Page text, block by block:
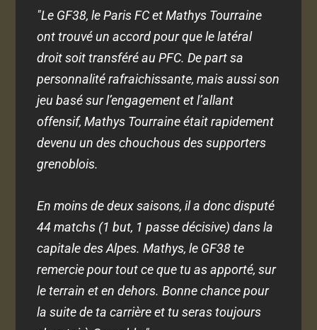
"Le GF38, le Paris FC et Mathys Tourraine
ont trouvé un accord pour que le latéral
droit soit transféré au PFC. De part sa
personnalité rafraichissante, mais aussi son
jeu basé sur l’engagement et l’allant
offensif, Mathys Tourraine était rapidement
devenu un des chouchous des supporters
grenoblois.
En moins de deux saisons, il a donc disputé
44 matchs (1 but, 1 passe décisive) dans la
capitale des Alpes. Mathys, le GF38 te
remercie pour tout ce que tu as apporté, sur
le terrain et en dehors. Bonne chance pour
la suite de ta carrière et tu seras toujours